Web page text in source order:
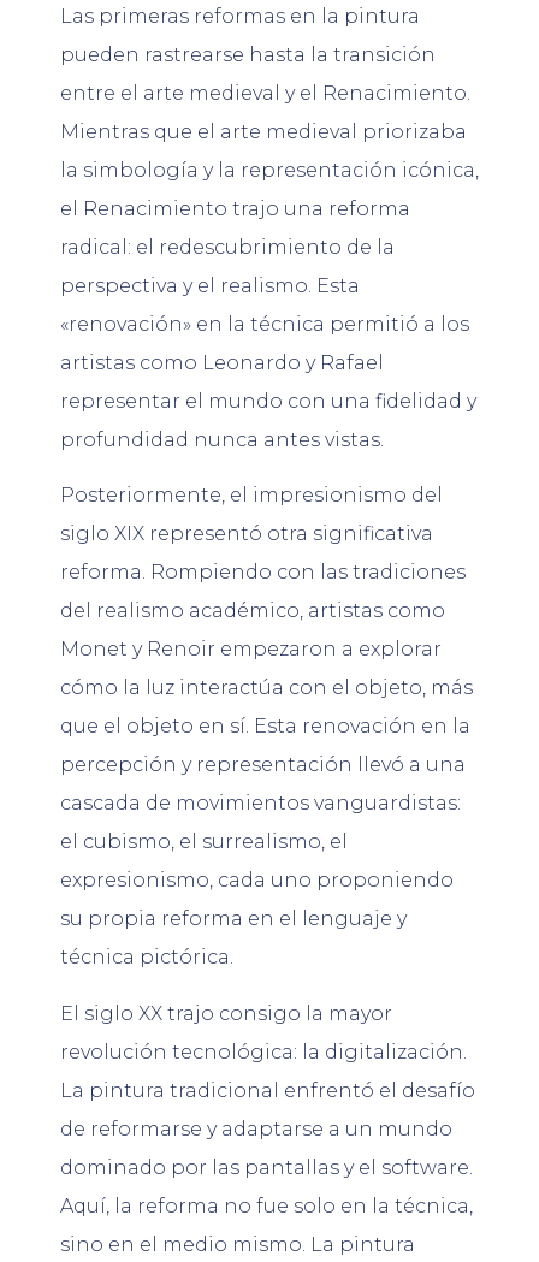
Las primeras reformas en la pintura
pueden rastrearse hasta la transición
entre el arte medieval y el Renacimiento.
Mientras que el arte medieval priorizaba
la simbología y la representación icónica,
el Renacimiento trajo una reforma
radical: el redescubrimiento de la
perspectiva y el realismo. Esta
«renovación» en la técnica permitió a los
artistas como Leonardo y Rafael
representar el mundo con una fidelidad y
profundidad nunca antes vistas.
Posteriormente, el impresionismo del
siglo XIX representó otra significativa
reforma. Rompiendo con las tradiciones
del realismo académico, artistas como
Monet y Renoir empezaron a explorar
cómo la luz interactúa con el objeto, más
que el objeto en sí. Esta renovación en la
percepción y representación llevó a una
cascada de movimientos vanguardistas:
el cubismo, el surrealismo, el
expresionismo, cada uno proponiendo
su propia reforma en el lenguaje y
técnica pictórica.
El siglo XX trajo consigo la mayor
revolución tecnológica: la digitalización.
La pintura tradicional enfrentó el desafío
de reformarse y adaptarse a un mundo
dominado por las pantallas y el software.
Aquí, la reforma no fue solo en la técnica,
sino en el medio mismo. La pintura